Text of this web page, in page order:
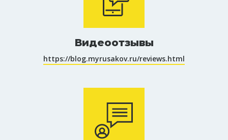
Видеоотзывы
https://blog.myrusakov.ru/reviews.html